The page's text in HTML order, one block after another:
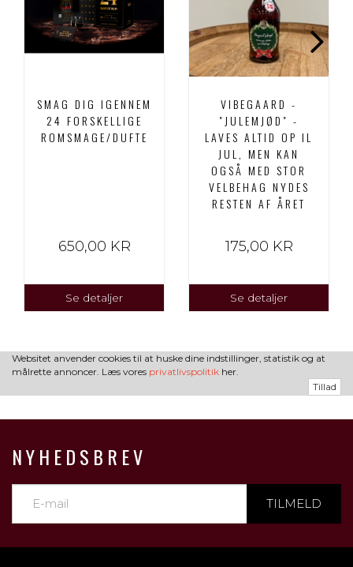
SMAG DIG IGENNEM
24 FORSKELLIGE
ROMSMAGE/DUFTE
650,00 KR
Se detaljer
VIBEGAARD -
"JULEMJØD" -
LAVES ALTID OP IL
JUL, MEN KAN
OGSÅ MED STOR
VELBEHAG NYDES
RESTEN AF ÅRET
175,00 KR
Se detaljer
Websitet anvender cookies til at huske dine indstillinger, statistik og at
målrette annoncer. Læs vores privatlivspolitik her.
Tillad
NYHEDSBREV
TILMELD